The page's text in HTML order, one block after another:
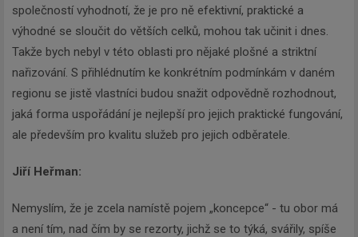
společností vyhodnotí, že je pro ně efektivní, praktické a
výhodné se sloučit do větších celků, mohou tak učinit i dnes.
Takže bych nebyl v této oblasti pro nějaké plošné a striktní
nařizování. S přihlédnutím ke konkrétním podmínkám v daném
regionu se jistě vlastníci budou snažit odpovědně rozhodnout,
jaká forma uspořádání je nejlepší pro jejich praktické fungování,
ale především pro kvalitu služeb pro jejich odběratele.
Jiří Heřman:
Nemyslím, že je zcela namístě pojem „koncepce“ - tu obor má
a není tím, nad čím by se rezorty, jichž se to týká, svářily, spíše